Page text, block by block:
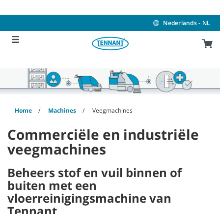
to
to
menu
Nederlands - NL
Home Machines Veegmachines
Commerciële en industriële
veegmachines
Beheers stof en vuil binnen of
buiten met een
vloerreinigingsmachine van
Tennant